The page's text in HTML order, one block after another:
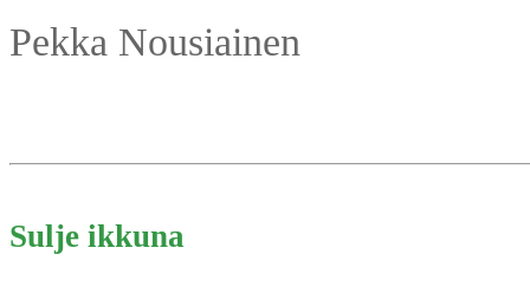
Pekka Nousiainen
Sulje ikkuna